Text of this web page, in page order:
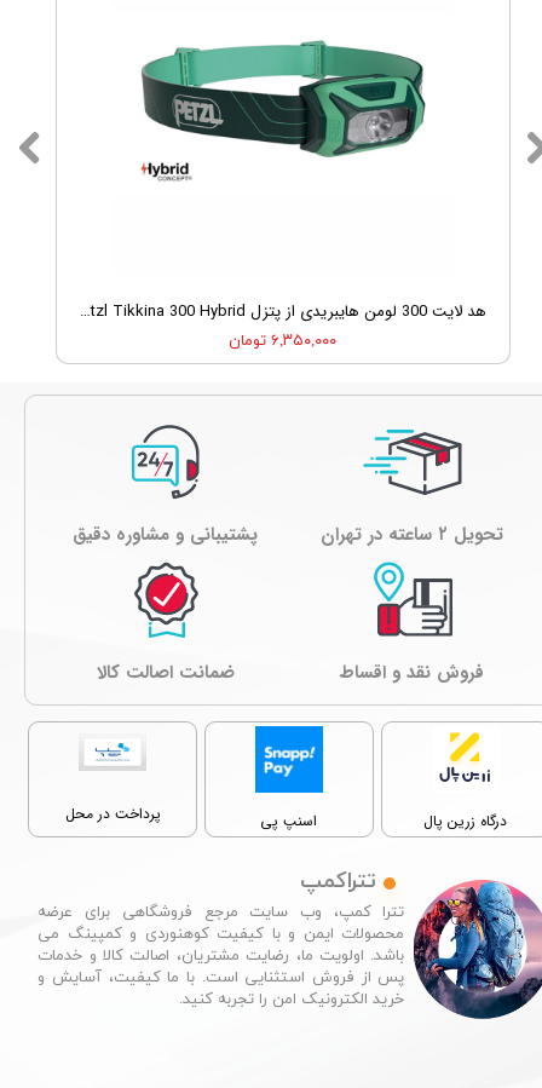
★★★★★
★
★ ★ ★★★
هد لایت 300 لومن هایبریدی از پتزل Petzl Tikkina 300 Hybrid
۶,۳۵۰,۰۰۰ تومان
درگاه زرین پال اسنپ پی پرداخت در محل
تترا کمپ، وب سایت مرجع فروشگاهی برای عرضه
محصولات ایمن و با کیفیت کوهنوردی و کمپینگ می
باشد. اولویت ما، رضایت مشتریان، اصالت کالا و خدمات
پس از فروش استثنایی است. با ما کیفیت، آسایش و
خرید الکترونیک امن را تجربه کنید.​​​​​​​
تتراکمپ
تحویل ۲ ساعته در تهران پشتیبانی و مشاوره دقیق
فروش نقد و اقساط ﺿﻤﺎﻧﺖ اصالت کالا